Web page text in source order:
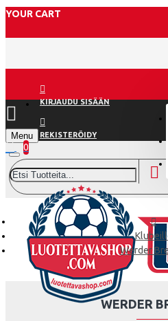
YOUR CART
KIRJAUDU SISÄÄN
REKISTERÖIDY
Menu
0
Werder
WERDER